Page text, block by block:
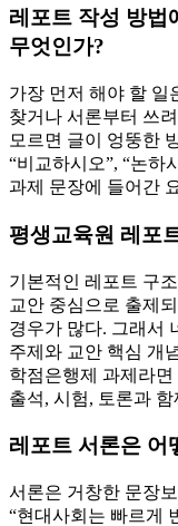
레포트 작성 방법
무엇인가?
가장 먼저 해야 할 일
찾거나 서론부터 쓰
모르면 글이 엉뚱한
“비교하시오”, “논하
과제 문장에 들어간
평생교육원 레포
기본적인 레포트 구
교안 중심으로 출제
경우가 많다. 그래서
주제와 교안 핵심 개
학점은행제 과제라
출석, 시험, 토론과
레포트 서론은 어
서론은 거창한 문장
“현대사회는 빠르게